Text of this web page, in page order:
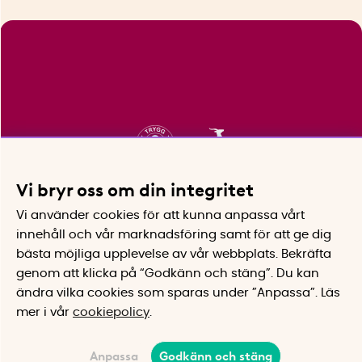
Vi bryr oss om din integritet
Vi använder cookies för att kunna anpassa vårt
innehåll och vår marknadsföring samt för att ge dig
bästa möjliga upplevelse av vår webbplats.
Bekräfta
genom att klicka på “Godkänn och stäng”. Du kan
ändra vilka cookies som sparas under ”Anpassa”.
Läs
mer i vår cookiepolicy
Anpassa Godkänn och stäng